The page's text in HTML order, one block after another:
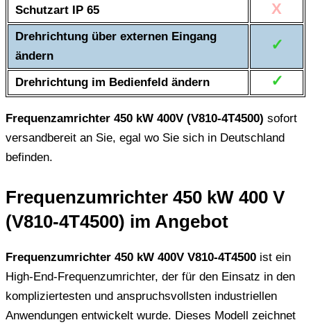
Schutzart IP 65 X
Drehrichtung über externen Eingang
ändern
✓
Drehrichtung im Bedienfeld ändern ✓
Frequenzamrichter 450 kW 400V (V810-4T4500) sofort
versandbereit an Sie, egal wo Sie sich in Deutschland
befinden.
Frequenzumrichter 450 kW 400 V
(V810-4T4500) im Angebot
Frequenzumrichter 450 kW 400V V810-4T4500 ist ein
High-End-Frequenzumrichter, der für den Einsatz in den
kompliziertesten und anspruchsvollsten industriellen
Anwendungen entwickelt wurde. Dieses Modell zeichnet